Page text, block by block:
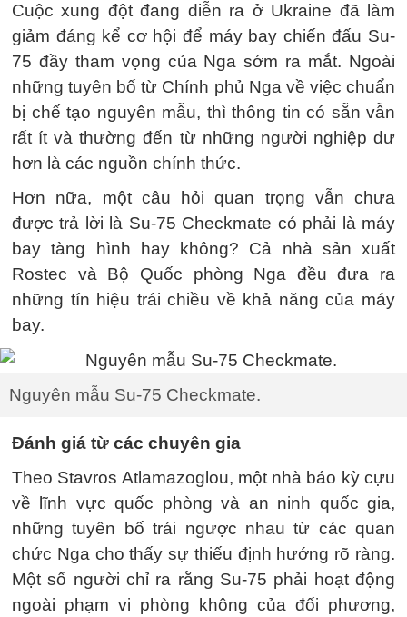
Cuộc xung đột đang diễn ra ở Ukraine đã làm
giảm đáng kể cơ hội để máy bay chiến đấu Su-
75 đầy tham vọng của Nga sớm ra mắt. Ngoài
những tuyên bố từ Chính phủ Nga về việc chuẩn
bị chế tạo nguyên mẫu, thì thông tin có sẵn vẫn
rất ít và thường đến từ những người nghiệp dư
hơn là các nguồn chính thức.
Hơn nữa, một câu hỏi quan trọng vẫn chưa
được trả lời là Su-75 Checkmate có phải là máy
bay tàng hình hay không? Cả nhà sản xuất
Rostec và Bộ Quốc phòng Nga đều đưa ra
những tín hiệu trái chiều về khả năng của máy
bay.
Nguyên mẫu Su-75 Checkmate.
Đánh giá từ các chuyên gia
Theo Stavros Atlamazoglou, một nhà báo kỳ cựu
về lĩnh vực quốc phòng và an ninh quốc gia,
những tuyên bố trái ngược nhau từ các quan
chức Nga cho thấy sự thiếu định hướng rõ ràng.
Một số người chỉ ra rằng Su-75 phải hoạt động
ngoài phạm vi phòng không của đối phương,